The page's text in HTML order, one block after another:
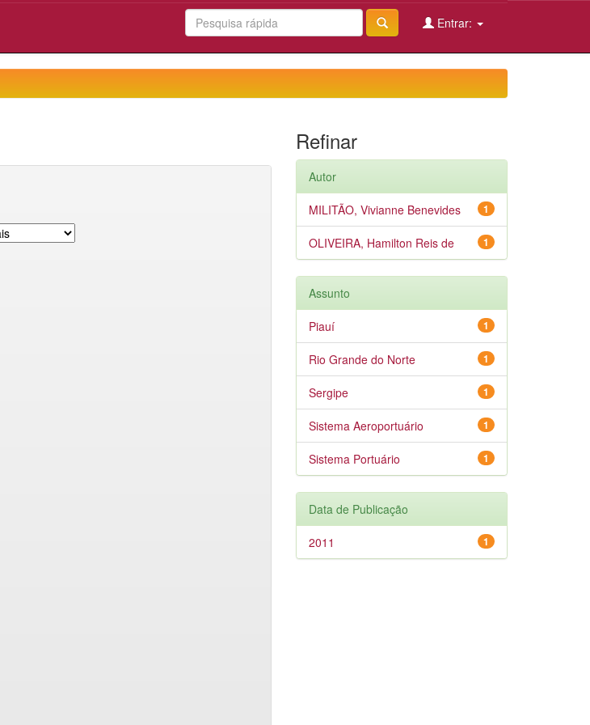
Entrar:
Refinar
Autor
1
MILITÃO, Vivianne Benevides
1
OLIVEIRA, Hamilton Reis de
Assunto
1
Piauí
1
Rio Grande do Norte
1
Sergipe
1
Sistema Aeroportuário
1
Sistema Portuário
Data de Publicação
1
2011